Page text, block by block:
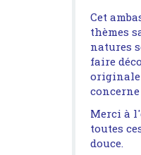
Cet
thèmes
natures
faire
originale
Merci à
toutes
douce.